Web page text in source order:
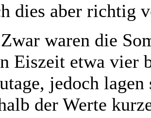
dies aber richtig
Zwar waren die
Eiszeit etwa vier
jedoch
der Werte